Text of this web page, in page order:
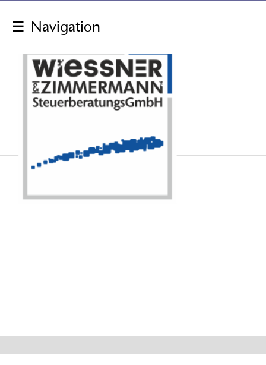
☰ Navigation